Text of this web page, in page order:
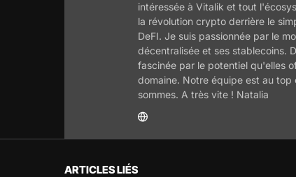
intéressée à Vitalik et tout
la révolution crypto derrière le
DeFI. Je suis passionnée par le
décentralisée et ses stablecoins.
fascinée par le potentiel qu'elles
domaine. Notre équipe est au
sommes. A très vite ! Natalia
ARTICLES LIÉS